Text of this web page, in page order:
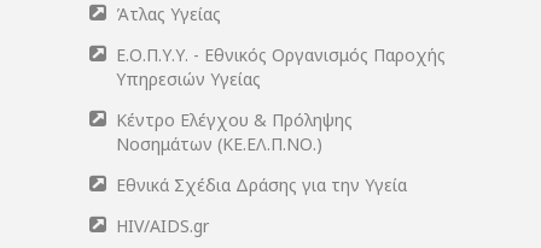
Άτλας Υγείας
Ε.Ο.Π.Υ.Υ. - Εθνικός Οργανισμός Παροχής
Υπηρεσιών Υγείας
Κέντρο Ελέγχου & Πρόληψης
Νοσημάτων (ΚΕ.ΕΛ.Π.ΝΟ.)
Εθνικά Σχέδια Δράσης για την Υγεία
HIV/AIDS.gr